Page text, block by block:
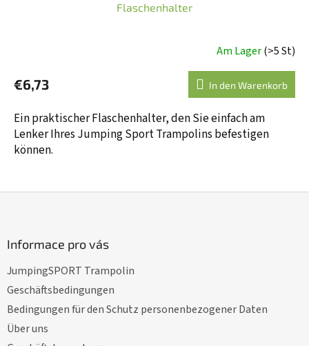
Flaschenhalter
Produktbewertung
5,0
von
5
Am Lager(>5 St)
€6,73 In den Warenkorb
Ein praktischer Flaschenhalter, den Sie einfach am
Lenker Ihres Jumping Sport Trampolins befestigen
können.
Informace pro vás
JumpingSPORT Trampolin
Geschäftsbedingungen
Bedingungen für den Schutz personenbezogener Daten
Über uns